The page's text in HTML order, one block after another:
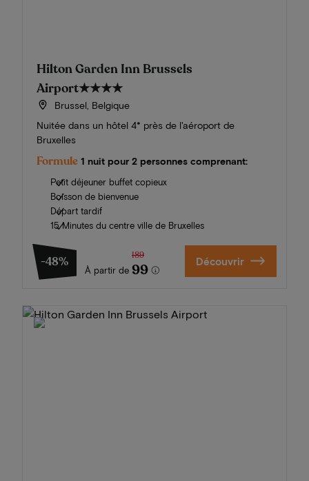
Hilton Garden Inn Brussels
Airport★★★★
Brussel, Belgique
Nuitée dans un hôtel 4* près de l'aéroport de
Bruxelles
Formule 1 nuit pour 2 personnes comprenant:
Petit déjeuner buffet copieux
Boisson de bienvenue
Départ tardif
15 Minutes du centre ville de Bruxelles
-48%
À partir de
189
99 Découvrir